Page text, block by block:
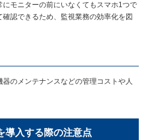
モニターの前にいなくてもスマホ1つで
認できるため、監視業務の効率化を図
のメンテナンスなどの管理コストや人
導入する際の注意点